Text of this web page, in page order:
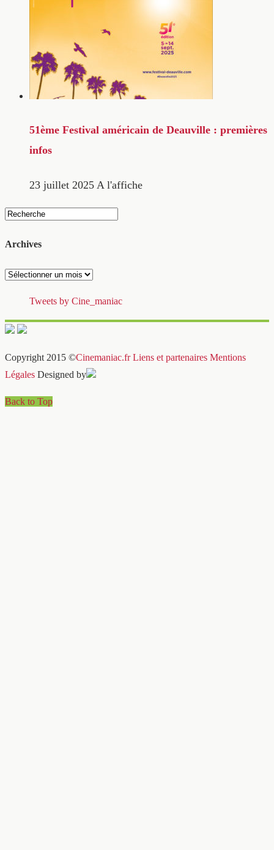
51ème Festival américain de Deauville : premières
infos
23 juillet 2025 A l'affiche
Archives
Archives
Tweets by Cine_maniac
Copyright 2015 ©Cinemaniac.fr Liens et partenaires Mentions
Légales Designed by
Back to Top